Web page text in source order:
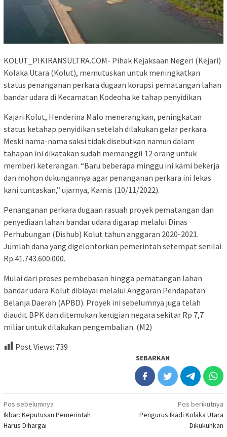
KOLUT_PIKIRANSULTRA.COM- Pihak Kejaksaan Negeri (Kejari)
Kolaka Utara (Kolut), memutuskan untuk meningkatkan
status penanganan perkara dugaan korupsi pematangan lahan
bandar udara di Kecamatan Kodeoha ke tahap penyidikan.
Kajari Kolut, Henderina Malo menerangkan, peningkatan
status ketahap penyidikan setelah dilakukan gelar perkara.
Meski nama-nama saksi tidak disebutkan namun dalam
tahapan ini dikatakan sudah memanggil 12 orang untuk
memberi keterangan. “Baru beberapa minggu ini kami bekerja
dan mohon dukungannya agar penanganan perkara ini lekas
kani tuntaskan,” ujarnya, Kamis (10/11/2022).
Penanganan perkara dugaan rasuah proyek pematangan dan
penyediaan lahan bandar udara digarap melalui Dinas
Perhubungan (Dishub) Kolut tahun anggaran 2020-2021.
Jumlah dana yang digelontorkan pemerintah setempat senilai
Rp.41.743.600.000.
Mulai dari proses pembebasan hingga pematangan lahan
bandar udara Kolut dibiayai melalui Anggaran Pendapatan
Belanja Daerah (APBD). Proyek ini sebelumnya juga telah
diaudit BPK dan ditemukan kerugian negara sekitar Rp 7,7
miliar untuk dilakukan pengembalian. (M2)
Post Views: 739
SEBARKAN
Navigasi
pos
Pos sebelumnya
Ikbar: Keputusan Pemerintah
Harus Dihargai
Pos berikutnya
Pengurus Ikadi Kolaka Utara
Dikukuhkan